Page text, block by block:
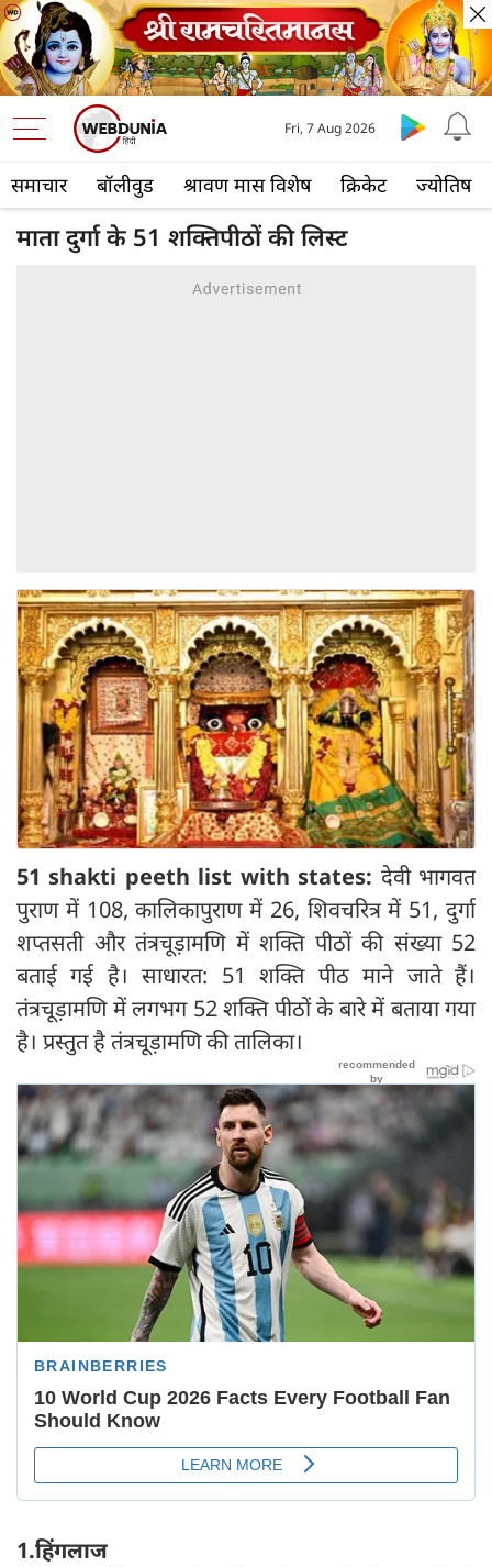
समाचार बॉलीवुड श्रावण मास विशेष क्रिकेट ज्योतिष
Fri, 7 Aug 2026
माता दुर्गा के 51 शक्तिपीठों की लिस्ट
51 shakti peeth list with states: देवी भागवत
पुराण में 108, कालिकापुराण में 26, शिवचरित्र में 51, दुर्गा
शप्तसती और तंत्रचूड़ामणि में शक्ति पीठों की संख्या 52
बताई गई है। साधारत: 51 शक्ति पीठ माने जाते हैं।
तंत्रचूड़ामणि में लगभग 52 शक्ति पीठों के बारे में बताया गया
है। प्रस्तुत है तंत्रचूड़ामणि की तालिका।
1.हिंगलाज